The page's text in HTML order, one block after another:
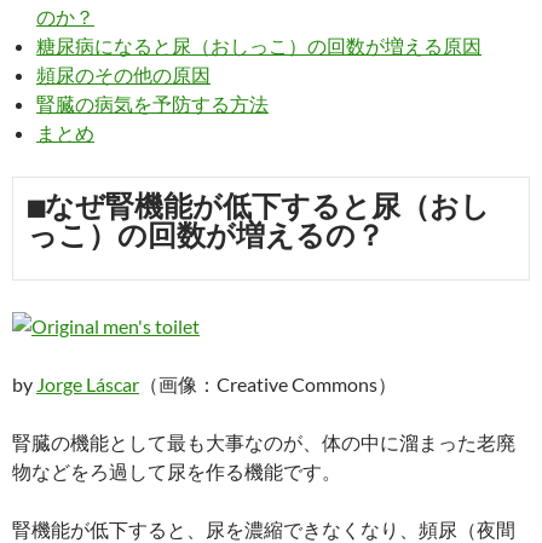
のか？
糖尿病になると尿（おしっこ）の回数が増える原因
頻尿のその他の原因
腎臓の病気を予防する方法
まとめ
■なぜ腎機能が低下すると尿（おし
っこ）の回数が増えるの？
by Jorge Láscar （画像：Creative Commons）
腎臓の機能として最も大事なのが、体の中に溜まった老廃
物などをろ過して尿を作る機能です。
腎機能が低下すると、尿を濃縮できなくなり、頻尿（夜間